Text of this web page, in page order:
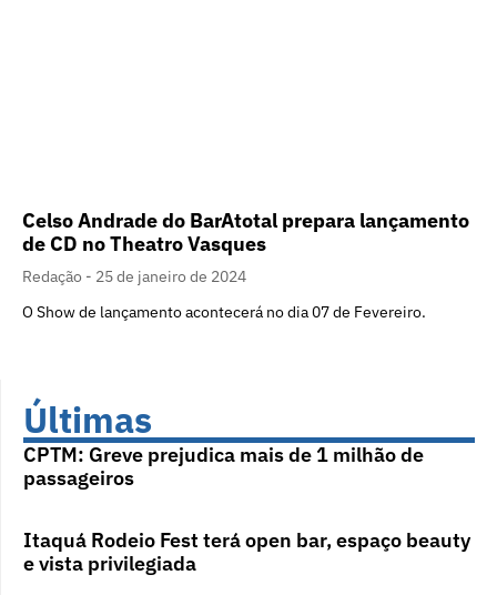
Celso Andrade do BarAtotal prepara lançamento
de CD no Theatro Vasques
Redação
25 de janeiro de 2024
O Show de lançamento acontecerá no dia 07 de Fevereiro.
Últimas
CPTM: Greve prejudica mais de 1 milhão de
passageiros
Itaquá Rodeio Fest terá open bar, espaço beauty
e vista privilegiada